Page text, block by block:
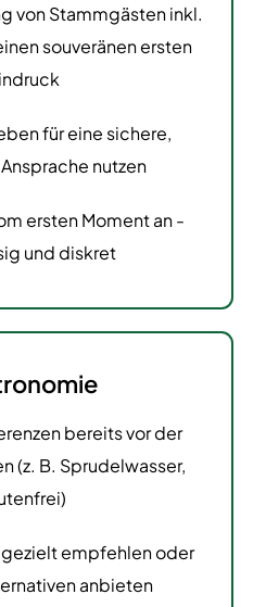
von Stammgästen inkl.
souveränen ersten
für eine sichere,
nutzen
ersten Moment an -
und diskret
bereits vor der
(z. B. Sprudelwasser,
empfehlen oder
anbieten